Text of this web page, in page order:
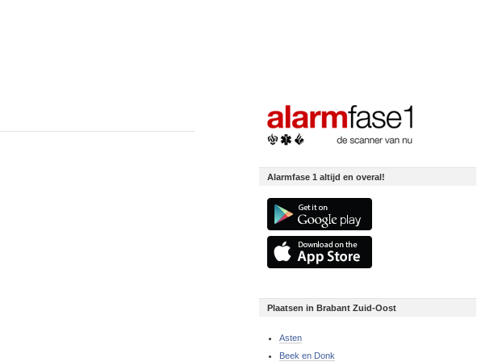
Alarmfase 1 altijd en overal!
Plaatsen in Brabant Zuid-Oost
Asten
Beek en Donk